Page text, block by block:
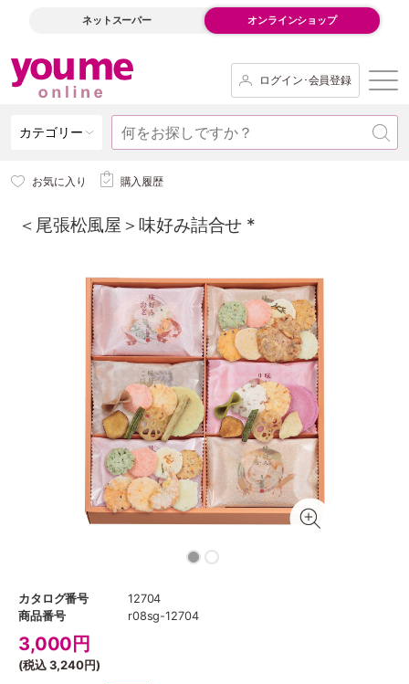
ネットスーパー オンラインショップ
ログイン･会員登録
カテゴリー
お気に入り 購入履歴
＜尾張松風屋＞味好み詰合せ *
カタログ番号
12704
商品番号
r08sg-12704
3,000 円
(税込3,240円)